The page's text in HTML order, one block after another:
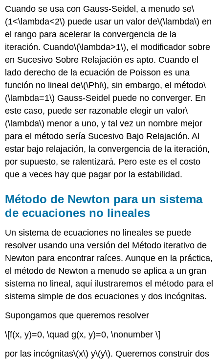
Cuando se usa con Gauss-Seidel, a menudo se\
(1<\lambda<2\) puede usar un valor de\(\lambda\) en
el rango para acelerar la convergencia de la
iteración. Cuando\(\lambda>1\), el modificador sobre
en Sucesivo Sobre Relajación es apto. Cuando el
lado derecho de la ecuación de Poisson es una
función no lineal de\(\Phi\), sin embargo, el método\
(\lambda=1\) Gauss-Seidel puede no converger. En
este caso, puede ser razonable elegir un valor\
(\lambda\) menor a uno, y tal vez un nombre mejor
para el método sería Sucesivo Bajo Relajación. Al
estar bajo relajación, la convergencia de la iteración,
por supuesto, se ralentizará. Pero este es el costo
que a veces hay que pagar por la estabilidad.
Método de Newton para un sistema
de ecuaciones no lineales
Un sistema de ecuaciones no lineales se puede
resolver usando una versión del Método iterativo de
Newton para encontrar raíces. Aunque en la práctica,
el método de Newton a menudo se aplica a un gran
sistema no lineal, aquí ilustraremos el método para el
sistema simple de dos ecuaciones y dos incógnitas.
Supongamos que queremos resolver
\[f(x, y)=0, \quad g(x, y)=0, \nonumber \]
por las incógnitas\(x\) y\(y\). Queremos construir dos